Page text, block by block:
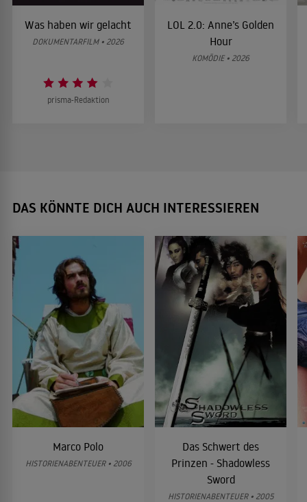
Was haben wir gelacht
DOKUMENTARFILM • 2026
prisma-Redaktion
LOL 2.0: Anne’s Golden
Hour
KOMÖDIE • 2026
DAS KÖNNTE DICH AUCH INTERESSIEREN
Marco Polo
HISTORIENABENTEUER • 2006
Das Schwert des
Prinzen - Shadowless
Sword
HISTORIENABENTEUER • 2005